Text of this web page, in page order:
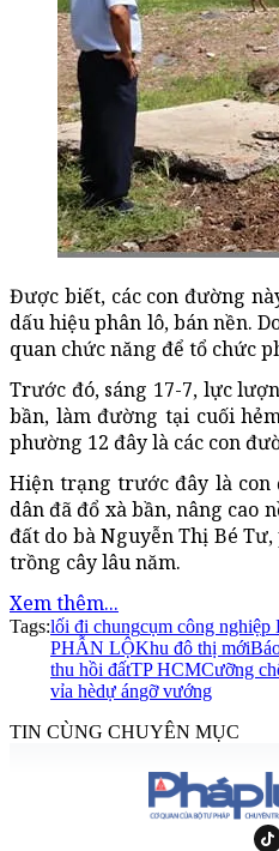
Được biết, các con đường
dấu hiệu phân lô, bán nền.
quan chức năng để tổ chức
Trước đó, sáng 17-7, lực
bần, làm đường tại cuối
phường 12 đây là các con
Hiện trạng trước đây là con
dân đã đổ xà bần, nâng cao
đất do bà Nguyễn Thị Bé
trồng cây lâu năm.
Xem thêm...
Tags:lối đi chungcụm công nghiệp
PHẪN LỘKhu đô thị mới
thu hồi đấtTP HCMCưỡng
vỉa hèdự ángỡ vướng
TIN CÙNG CHUYÊN MỤC